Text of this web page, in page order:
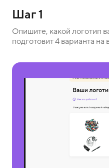
Шаг 1
Опишите, какой логотип
подготовит 4 варианта на